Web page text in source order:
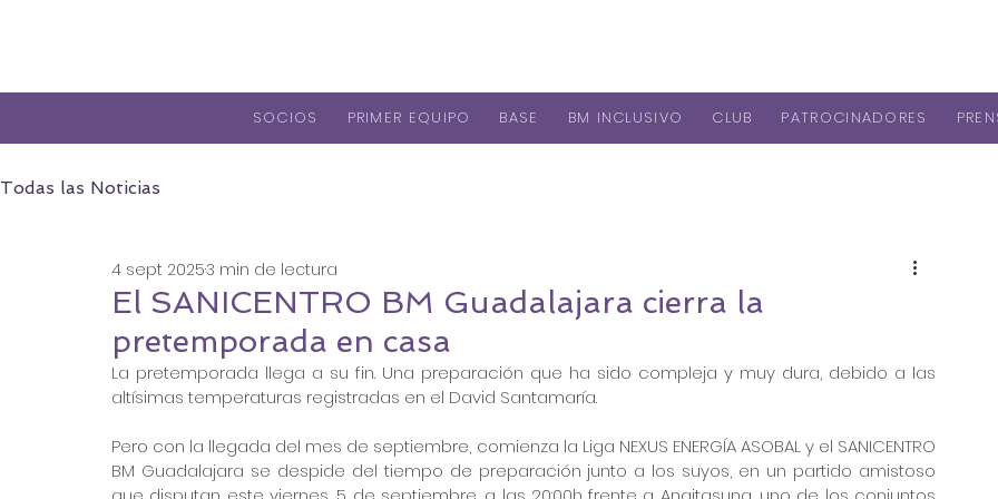
SOCIOS PRIMER EQUIPO BASE BM INCLUSIVO CLUB PATROCINADORES
Todas las Noticias
El SANICENTRO BM Guadalajara cierra la
pretemporada en casa
4 sept 20253 min de lectura
La pretemporada llega a su fin. Una preparación que ha sido compleja y muy dura, debido a las
altísimas temperaturas registradas en el David Santamaría.
Pero con la llegada del mes de septiembre, comienza la Liga NEXUS ENERGÍA ASOBAL y el SANICENTRO
BM Guadalajara se despide del tiempo de preparación junto a los suyos, en un partido amistoso